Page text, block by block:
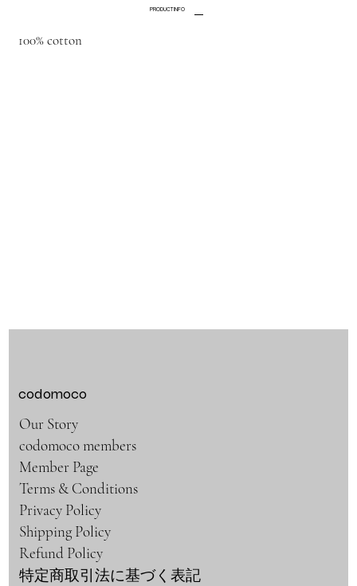
PRODUCT INFO
100% cotton
codomoco
Our Story
codomoco members
Member Page
Terms & Conditions
Privacy Policy
Shipping Policy
Refund Policy
特定商取引法に基づく表記